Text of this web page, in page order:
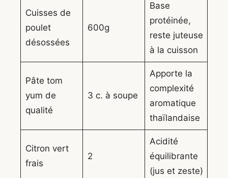
Cuisses de
poulet
désossées
600g
Base
protéinée,
reste juteuse
à la cuisson
Pâte tom
yum de
qualité
3 c. à soupe
Apporte la
complexité
aromatique
thaïlandaise
Citron vert
frais
2
Acidité
équilibrante
(jus et zeste)